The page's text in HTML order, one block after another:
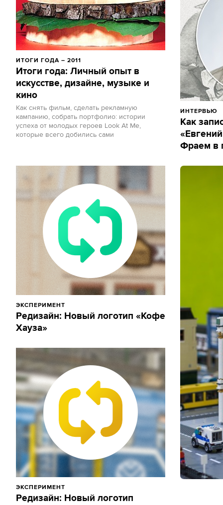
ИТОГИ ГОДА – 2011
Итоги года: Личный опыт в
искусстве, дизайне, музыке и
кино
Как снять фильм, сделать рекламную
кампанию, собрать портфолио: истории
успеха от молодых героев Look At Me,
которые всего добились сами
ИНТЕРВЬЮ
Как
Фраем в
ЭКСПЕРИМЕНТ
Редизайн: Новый логотип «Кофе
Хауза»
ЭКСПЕРИМЕНТ
Редизайн: Новый логотип